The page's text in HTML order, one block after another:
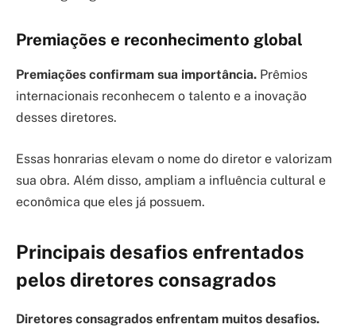
Premiações e reconhecimento global
Premiações confirmam sua importância. Prêmios
internacionais reconhecem o talento e a inovação
desses diretores.
Essas honrarias elevam o nome do diretor e valorizam
sua obra. Além disso, ampliam a influência cultural e
econômica que eles já possuem.
Principais desafios enfrentados
pelos diretores consagrados
Diretores consagrados enfrentam muitos desafios.